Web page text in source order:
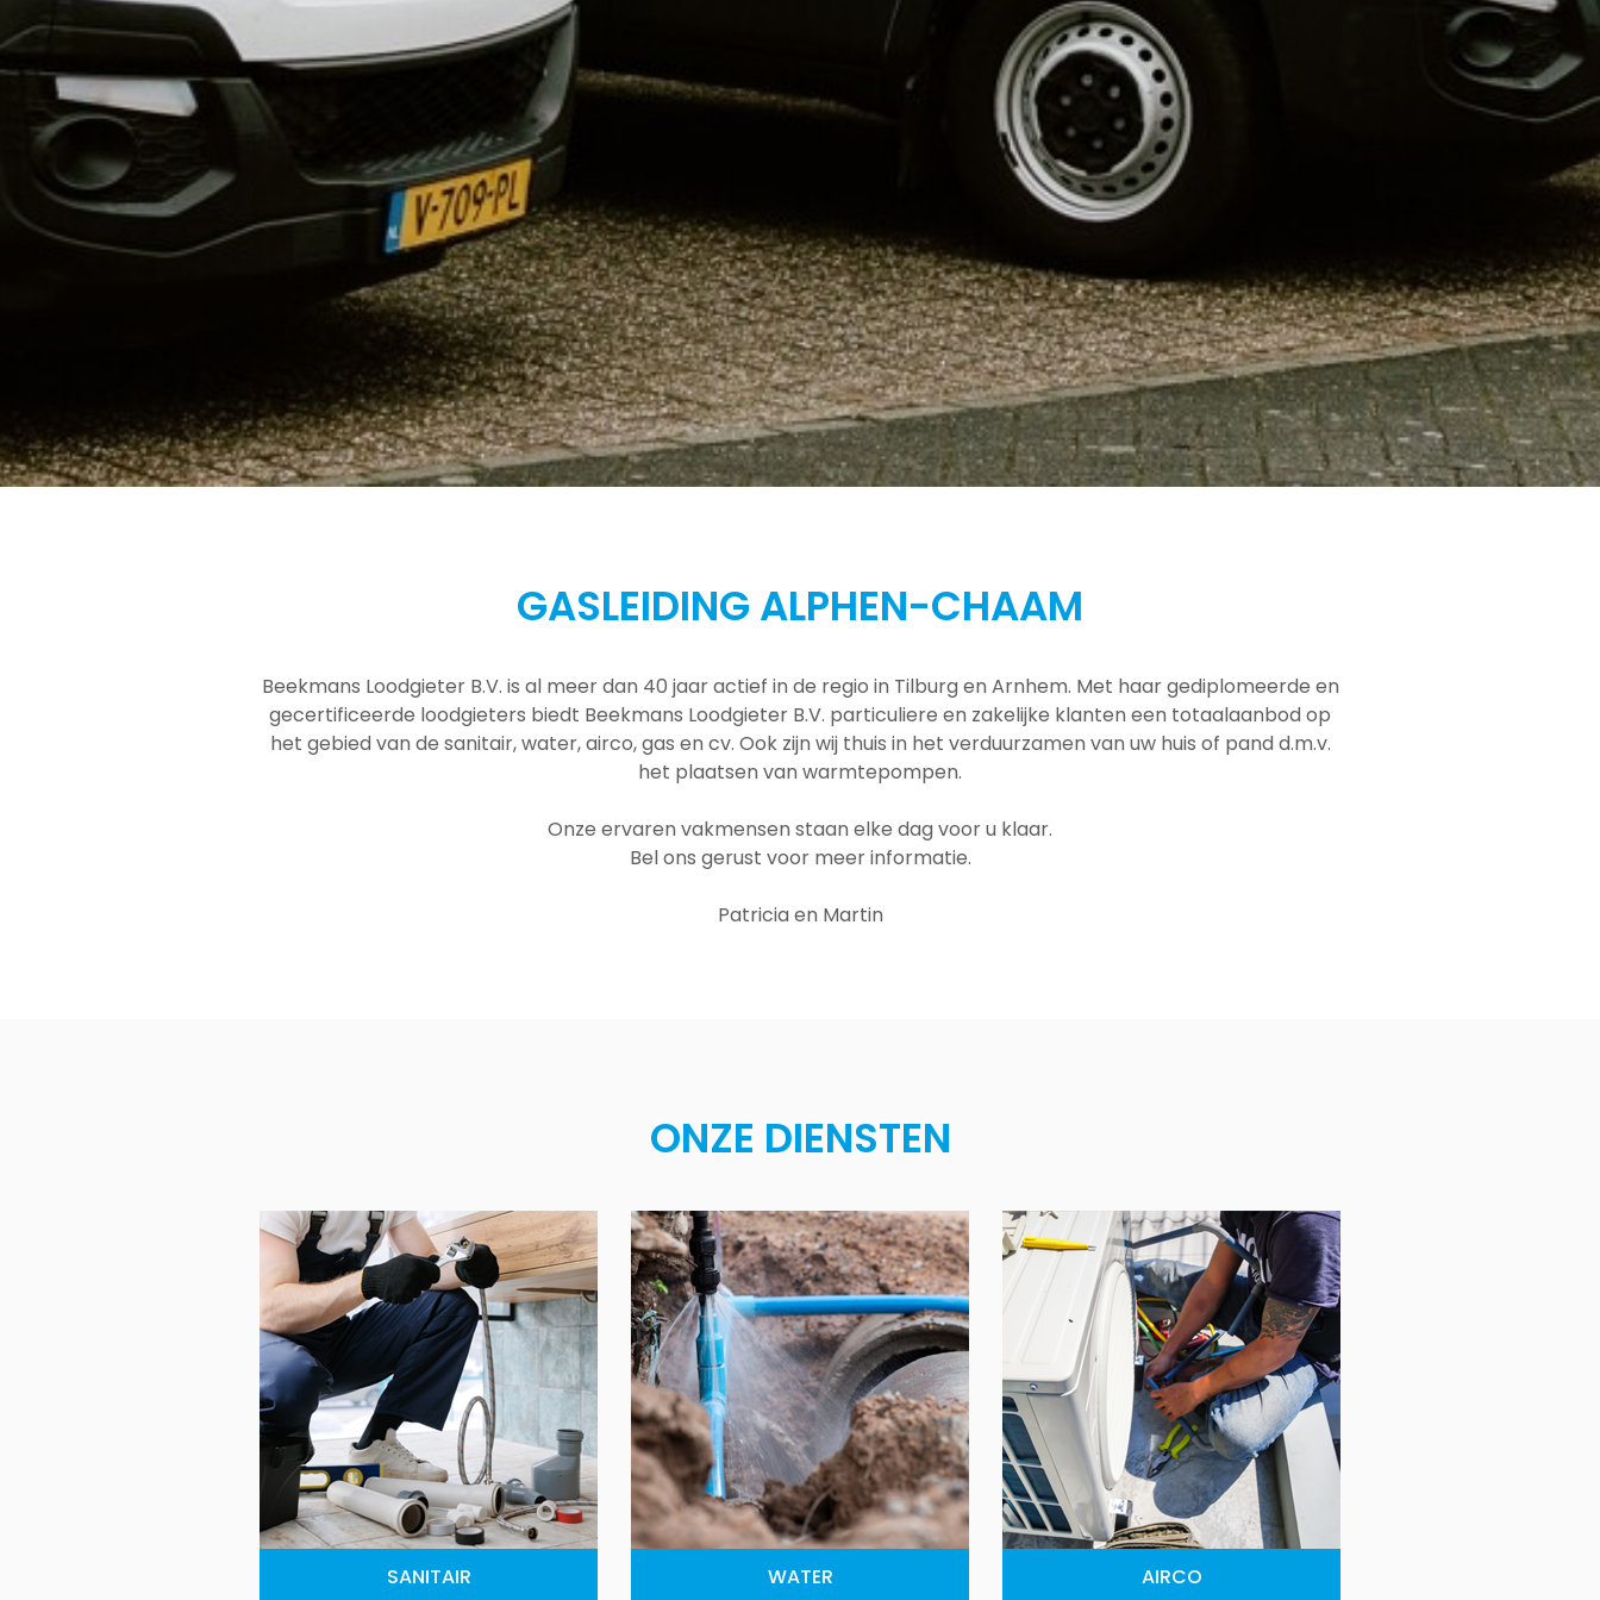
GASLEIDING ALPHEN-CHAAM
Beekmans Loodgieter B.V. is al meer dan 40 jaar actief in de regio in Tilburg en Arnhem. Met haar gediplomeerde en
gecertificeerde loodgieters biedt Beekmans Loodgieter B.V. particuliere en zakelijke klanten een totaalaanbod op
het gebied van de sanitair, water, airco, gas en cv. Ook zijn wij thuis in het verduurzamen van uw huis of pand d.m.v.
het plaatsen van warmtepompen.
Onze ervaren vakmensen staan elke dag voor u klaar.
Bel ons gerust voor meer informatie.
Patricia en Martin
ONZE DIENSTEN
SANITAIR WATER AIRCO